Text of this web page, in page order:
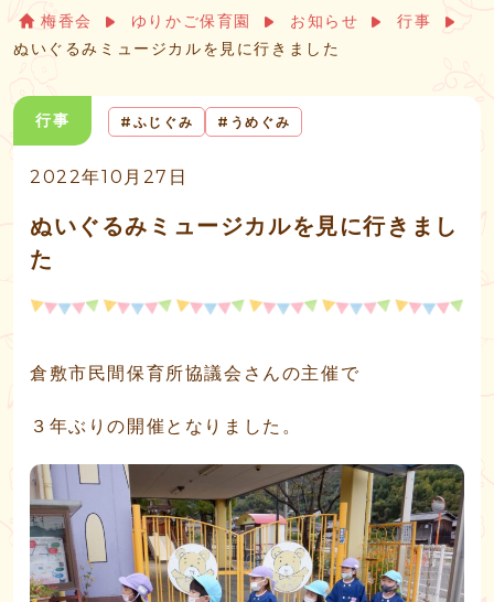
梅香会 ゆりかご保育園 お知らせ
行事
ぬいぐるみミュージカルを見に行きました
行事 ふじぐみ うめぐみ
2022年10月27日
ぬいぐるみミュージカルを見に行きまし
た
倉敷市民間保育所協議会さんの主催で
３年ぶりの開催となりました。